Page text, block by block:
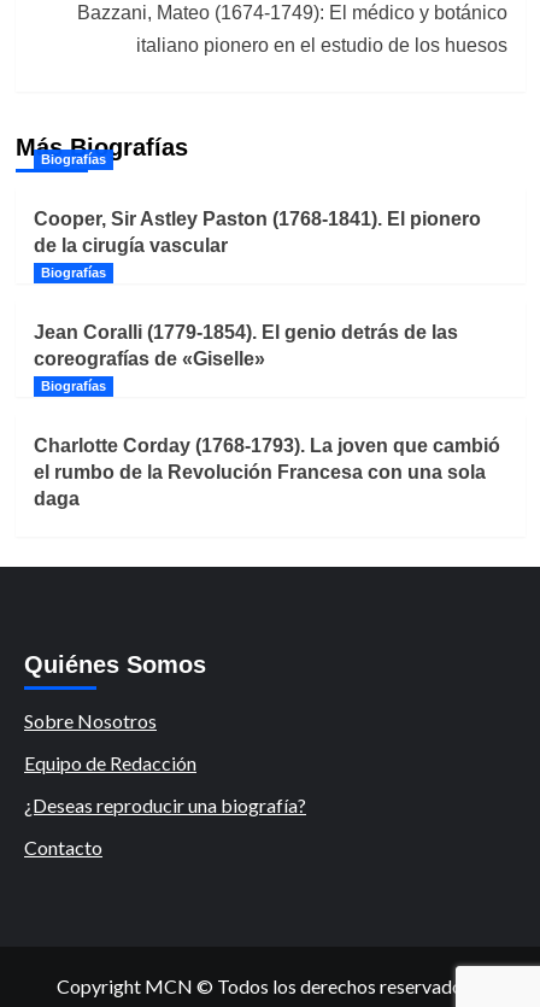
Bazzani, Mateo (1674-1749): El médico y botánico
italiano pionero en el estudio de los huesos
Más Biografías
Biografías
Cooper, Sir Astley Paston (1768-1841). El pionero
de la cirugía vascular
Biografías
Jean Coralli (1779-1854). El genio detrás de las
coreografías de «Giselle»
Biografías
Charlotte Corday (1768-1793). La joven que cambió
el rumbo de la Revolución Francesa con una sola
daga
Quiénes Somos
Sobre Nosotros
Equipo de Redacción
¿Deseas reproducir una biografía?
Contacto
Copyright MCN © Todos los derechos reservados.